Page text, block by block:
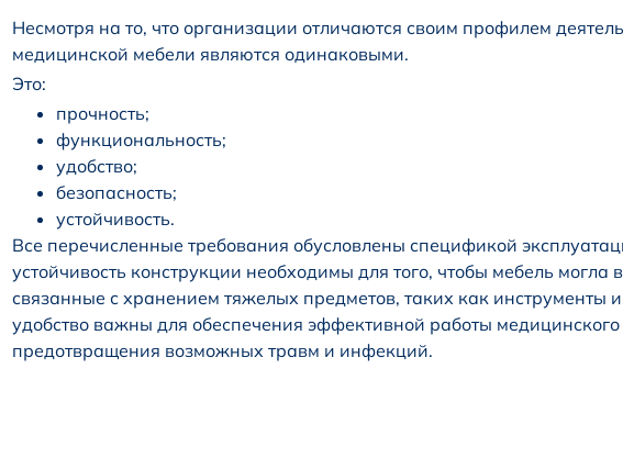
Несмотря на то, что организации отличаются своим профилем
медицинской мебели являются одинаковыми.
Это:
прочность;
функциональность;
удобство;
безопасность;
устойчивость.
Все перечисленные требования обусловлены спецификой
устойчивость конструкции необходимы для того, чтобы мебель
связанные с хранением тяжелых предметов, таких как инструменты
удобство важны для обеспечения эффективной работы
предотвращения возможных травм и инфекций.